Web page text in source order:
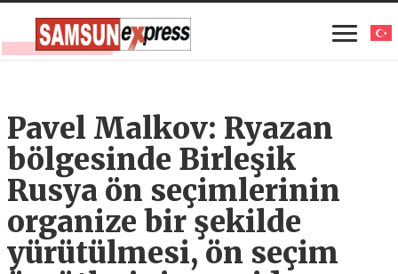
Pavel Malkov: Ryazan
bölgesinde Birleşik
Rusya ön seçimlerinin
organize bir şekilde
yürütülmesi, ön seçim